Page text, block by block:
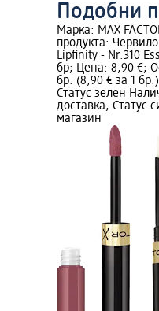
Подобни
Марка: MAX
продукта:
Lipfinity - Nr.310
бр; Цена: 8,90 €;
бр. (8,90 € за 1
Статус зелен
доставка, Статус
магазин